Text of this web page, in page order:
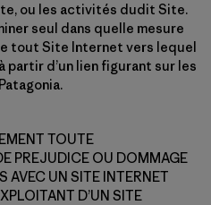
ou les activités dudit Site.
seul dans quelle mesure
tout Site Internet vers lequel
d’un lien figurant sur les
TOUTE
PREJUDICE OU DOMMAGE
AVEC UN SITE INTERNET
D’UN SITE